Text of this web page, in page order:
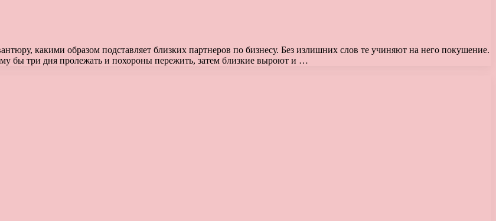
какими образом подставляет близких партнеров по бизнесу. Без излишних слов те учиняют на него покушение.
бы три дня пролежать и похороны пережить, затем близкие выроют и …